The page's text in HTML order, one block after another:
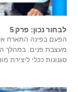
לבחור נכון: פרק 5
הפעם בפינה התארח
מעצבת פנים. במהלך
סגנונות ככלי ליצירת